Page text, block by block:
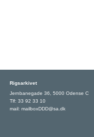
Rigsarkivet
Jernbanegade 36, 5000 Odense C
Tlf: 33 92 33 10
mail: mailboxDDD@sa.dk